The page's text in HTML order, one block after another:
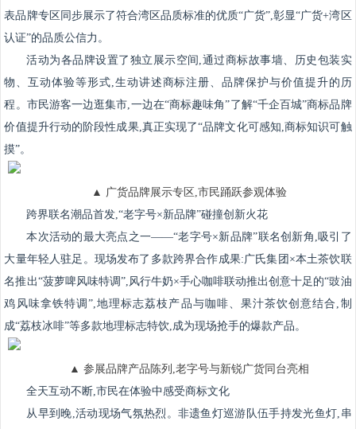
表品牌专区同步展示了符合湾区品质标准的优质“广货”,彰显“广货+湾区
认证”的品质公信力。
活动为各品牌设置了独立展示空间,通过商标故事墙、历史包装实
物、互动体验等形式,生动讲述商标注册、品牌保护与价值提升的历
程。市民游客一边逛集市,一边在“商标趣味角”了解“千企百城”商标品牌
价值提升行动的阶段性成果,真正实现了“品牌文化可感知,商标知识可触
摸”。
▲ 广货品牌展示专区,市民踊跃参观体验
跨界联名潮品首发,“老字号×新品牌”碰撞创新火花
本次活动的最大亮点之一——“老字号×新品牌”联名创新角,吸引了
大量年轻人驻足。现场发布了多款跨界合作成果:广氏集团×本土茶饮联
名推出“菠萝啤风味特调”,风行牛奶×手心咖啡联动推出创意十足的“豉油
鸡风味拿铁特调”,地理标志荔枝产品与咖啡、果汁茶饮创意结合,制
成“荔枝冰啡”等多款地理标志特饮,成为现场抢手的爆款产品。
▲ 参展品牌产品陈列,老字号与新锐广货同台亮相
全天互动不断,市民在体验中感受商标文化
从早到晚,活动现场气氛热烈。非遗鱼灯巡游队伍手持发光鱼灯,串